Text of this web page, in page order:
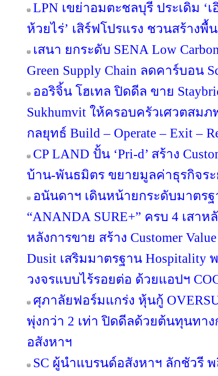
LPN เขย่าอมตะชลบุรี ประเดิม ‘เ
ห้วยไร่’ เสิร์ฟโปรแรง ชวนสร้าง
เสนา ยกระดับ SENA Low
Green Supply Chain ลดคาร์บอน
ออริจิ้น โฮเทล ปิดดีล ขาย
Sukhumvit ให้ครอบครัวเศวตสม
กลยุทธ์ Build – Operate – Exit –
CP LAND ปั้น ‘Pri-d’ สร้าง
บ้าน-พันธมิตร ขยายมูลค่าธุรกิจระ
อนันดาฯ เดินหน้ายกระดับมาตร
“ANANDA SURE+” ครบ 4 เสา
หลังการขาย สร้าง Customer
Dusit เสริมมาตรฐาน Hospitality
วงจรแบบไร้รอยต่อ ด้วยแอปฯ
ศุภาลัยฟอร์มแกร่ง หุ้นกู้
พุ่งกว่า 2 เท่า ปิดดีลด้วยต้นทุนทา
อสังหาฯ
SC ผู้นำแบรนด์อสังหาฯ ลักชัวรี